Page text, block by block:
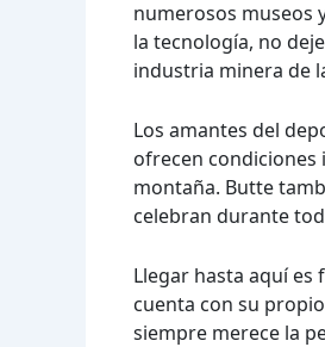
numerosos museos
la tecnología, no
industria minera de
Los amantes del
ofrecen condiciones
montaña. Butte
celebran durante
Llegar hasta aquí
cuenta con su
siempre merece la